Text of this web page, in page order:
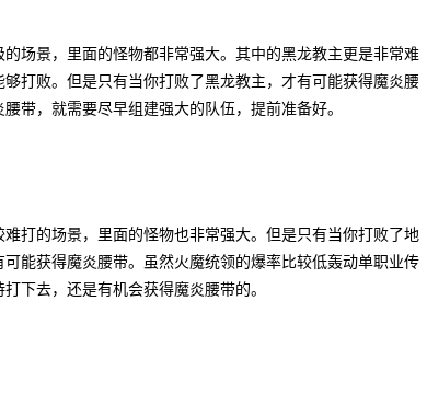
景，里面的怪物都非常强大。其中的黑龙教主更是非常难
打败。但是只有当你打败了黑龙教主，才有可能获得魔炎腰
带，就需要尽早组建强大的队伍，提前准备好。
的场景，里面的怪物也非常强大。但是只有当你打败了地
能获得魔炎腰带。虽然火魔统领的爆率比较低轰动单职业传
下去，还是有机会获得魔炎腰带的。